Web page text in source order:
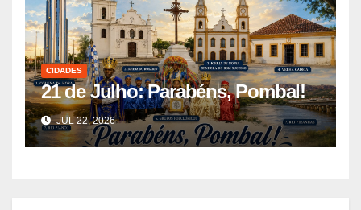
CIDADES
21 de Julho: Parabéns, Pombal!
JUL 22, 2026